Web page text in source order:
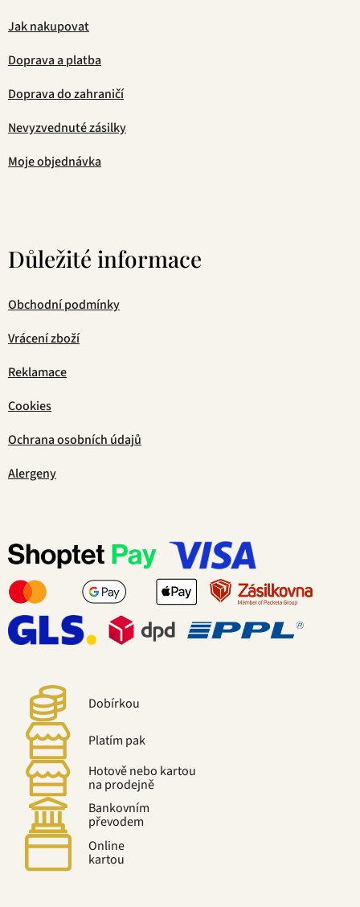
Jak nakupovat
Doprava a platba
Doprava do zahraničí
Nevyzvednuté zásilky
Moje objednávka
Důležité informace
Obchodní podmínky
Vrácení zboží
Reklamace
Cookies
Ochrana osobních údajů
Alergeny
Dobírkou
Platím pak
Hotově nebo kartou
na prodejně
Bankovním
převodem
Online
kartou